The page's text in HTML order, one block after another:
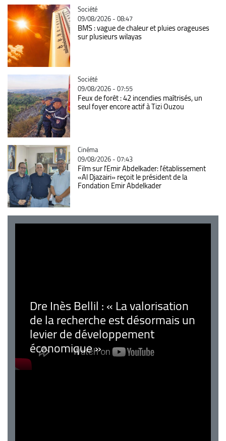
Catégorie
Société
09/08/2026 - 08:47
BMS : vague de chaleur et pluies orageuses
sur plusieurs wilayas
Catégorie
Société
09/08/2026 - 07:55
Feux de forêt : 42 incendies maîtrisés, un
seul foyer encore actif à Tizi Ouzou
Catégorie
Cinéma
09/08/2026 - 07:43
Film sur l'Emir Abdelkader: l'établissement
«Al Djazairi» reçoit le président de la
Fondation Emir Abdelkader
Dre Inès Bellil : « La valorisation
de la recherche est désormais un
levier de développement
économique »